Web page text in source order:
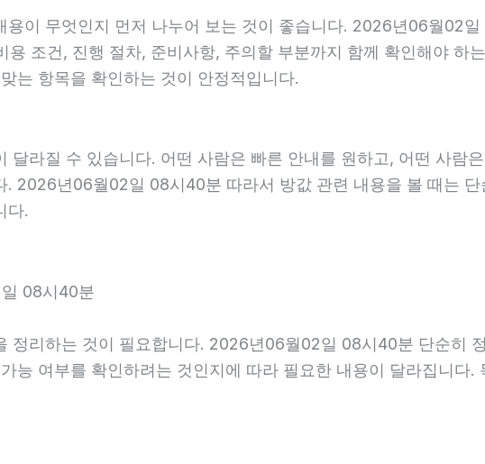
용이 무엇인지 먼저 나누어 보는 것이 좋습니다. 2026년06월02
용 조건, 진행 절차, 준비사항, 주의할 부분까지 함께 확인해야 하
는 항목을 확인하는 것이 안정적입니다.
달라질 수 있습니다. 어떤 사람은 빠른 안내를 원하고, 어떤 사람
2026년06월02일 08시40분 따라서 방값 관련 내용을 볼 때는
다.
08시40분
정리하는 것이 필요합니다. 2026년06월02일 08시40분 단순히
능 여부를 확인하려는 것인지에 따라 필요한 내용이 달라집니다